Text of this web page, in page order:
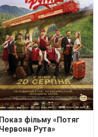
Показ фільму «Потяг
Червона Рута»